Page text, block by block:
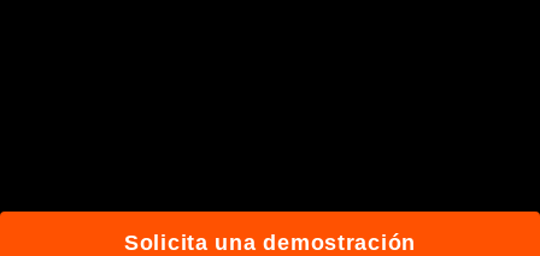
Solicita una demostración